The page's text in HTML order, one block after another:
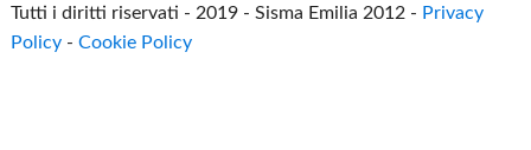
Tutti i diritti riservati - 2019 - Sisma Emilia 2012 - Privacy
Policy -Cookie Policy